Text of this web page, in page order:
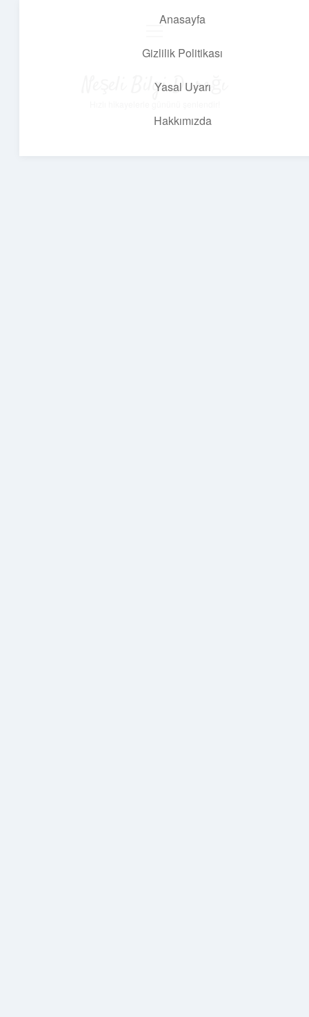
Anasayfa
Gizlilik Politikası
Yasal Uyarı
Hakkımızda
Neşeli Bilgi Durağı